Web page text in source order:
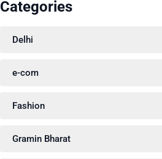
Categories
Delhi
e-com
Fashion
Gramin Bharat